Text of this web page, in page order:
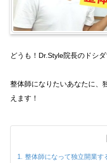
どうも！Dr.Style院長のドシダ
整体師になりたいあなたに、
えます！
整体師になって独立開業す